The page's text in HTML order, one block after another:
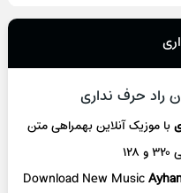
راد حرف نداری
با موزیک آنلاینبهمراهی متن
Download New Music